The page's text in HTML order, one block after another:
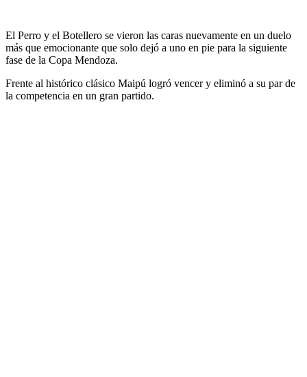
El Perro y el Botellero se vieron las caras nuevamente en un duelo
más que emocionante que solo dejó a uno en pie para la siguiente
fase de la Copa Mendoza.
Frente al histórico clásico Maipú logró vencer y eliminó a su par de
la competencia en un gran partido.